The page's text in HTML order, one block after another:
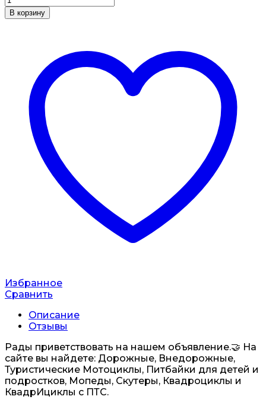
В корзину
Избранное
Сравнить
Описание
Отзывы
Рады приветствовать на нашем объявление.🤝 На
сайте вы найдете: Дорожные, Внедорожные,
Туристические Мотоциклы, Питбайки для детей и
подростков, Мопеды, Скутеры, Квадроциклы и
КвадрИциклы с ПТС.